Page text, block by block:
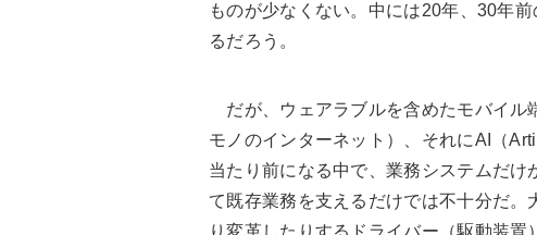
ものが少なくない。中には20年、30年
るだろう。
だが、ウェアラブルを含めたモバイル
モノのインターネット）、それにAI（
当たり前になる中で、業務システムだ
て既存業務を支えるだけでは不十分だ